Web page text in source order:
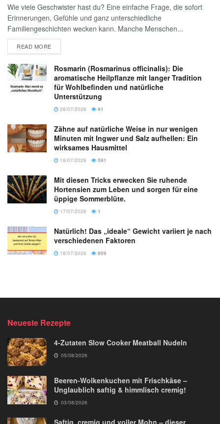
Wie viele Geschwister hast du? Eine einfache Frage, die sofort
Erinnerungen, Gefühle und ganz unterschiedliche
Familiengeschichten wecken kann. Manche Menschen...
READ MORE
Rosmarin (Rosmarinus officinalis): Die
aromatische Heilpflanze mit langer Tradition
für Wohlbefinden und natürliche
Unterstützung
28/07/2026 91
Zähne auf natürliche Weise in nur wenigen
Minuten mit Ingwer und Salz aufhellen: Ein
wirksames Hausmittel
18/07/2026 591
Mit diesen Tricks erwecken Sie ruhende
Hortensien zum Leben und sorgen für eine
üppige Sommerblüte.
17/07/2026 1
Natürlich! Das „ideale“ Gewicht variiert je nach
verschiedenen Faktoren
18/07/2026 809
Neueste Rezepte
4-Zutaten Slow Cooker Meatball Nudeln
05/08/2026
Beeren-Wolkenkuchen mit Frischkäse –
Unglaublich saftig & himmlisch cremig!
03/08/2026